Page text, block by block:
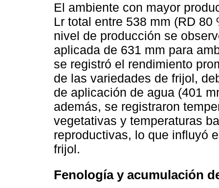
El ambiente con mayor
Lr total entre 538 mm (RD
nivel de producción se
aplicada de 631 mm para
se registró el rendimiento
de las variedades de frijol,
de aplicación de agua (401
además, se registraron
vegetativas y temperaturas
reproductivas, lo que influyó
frijol.
Fenología y acumulación